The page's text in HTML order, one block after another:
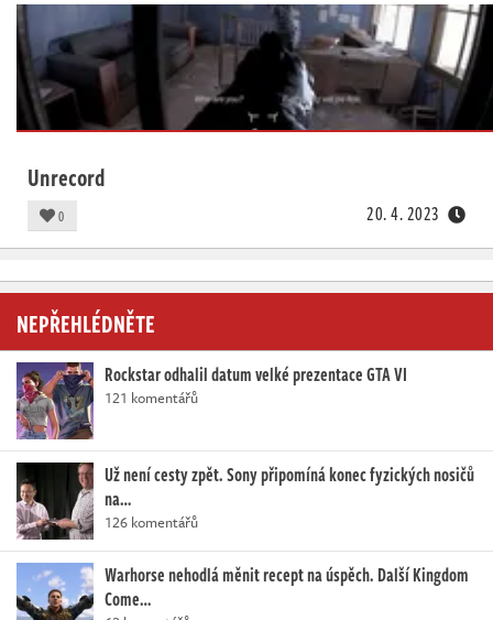
Unrecord
0 20. 4. 2023
NEPŘEHLÉDNĚTE
Rockstar odhalil datum velké prezentace GTA VI
121 komentářů
Už není cesty zpět. Sony připomíná konec fyzických nosičů
na…
126 komentářů
Warhorse nehodlá měnit recept na úspěch. Další Kingdom
Come…